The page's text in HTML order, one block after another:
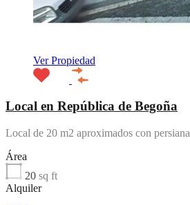
Ver Propiedad
Local en República de Begoña
Local de 20 m2 aproximados con
Área
20 sq ft
Alquiler